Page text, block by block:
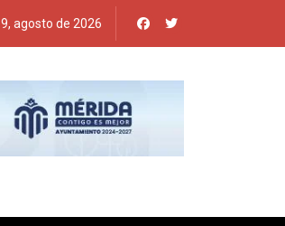
9, agosto de 2026